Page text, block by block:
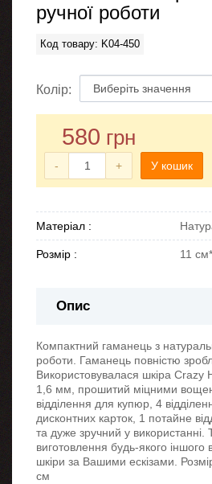
ручної роботи
Код товару: K04-450
Колір:
580 грн
- + У кошик
Матеріал :
Розмір : 11
Опис
Компактний гаманець з
роботи. Гаманець повністю
Використовувалася шкіра Сrazy
1,6 мм, прошитий міцними
відділення для купюр, 4
дисконтних карток, 1 потайне
та дуже зручний у
виготовлення будь-якого іншого
шкіри за Вашими ескізами.
см